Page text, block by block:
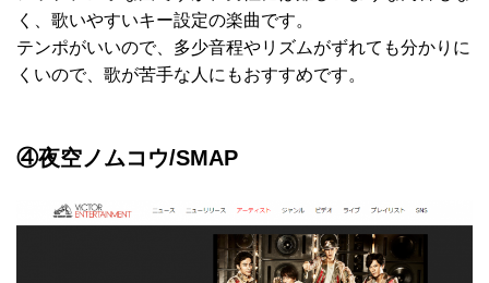
く、歌いやすいキー設定の楽曲です。
テンポがいいので、多少音程やリズムがずれても分かりに
くいので、歌が苦手な人にもおすすめです。
④夜空ノムコウ/SMAP